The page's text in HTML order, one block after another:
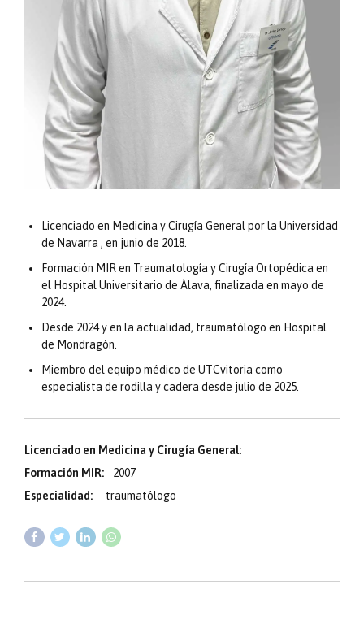
Licenciado en Medicina y Cirugía General por la Universidad
de Navarra , en junio de 2018.
Formación MIR en Traumatología y Cirugía Ortopédica en
el Hospital Universitario de Álava, finalizada en mayo de
2024.
Desde 2024 y en la actualidad, traumatólogo en Hospital
de Mondragón.
Miembro del equipo médico de UTCvitoria como
especialista de rodilla y cadera desde julio de 2025.
Licenciado en Medicina y Cirugía General:
Formación MIR:
2007
Especialidad:
traumatólogo